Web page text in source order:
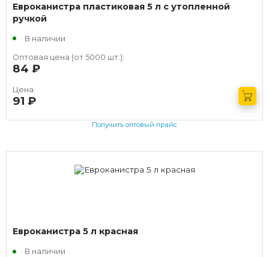
Евроканистра пластиковая 5 л с утопленной
ручкой
В наличии
Оптовая цена (от 5000 шт.):
84
Цена:
91
Получить оптовый прайс
Евроканистра 5 л красная
В наличии